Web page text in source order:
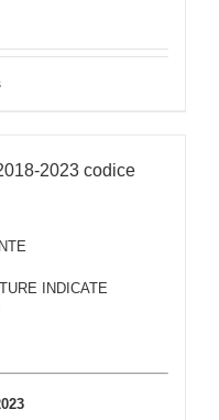
2023 codice
INDICATE